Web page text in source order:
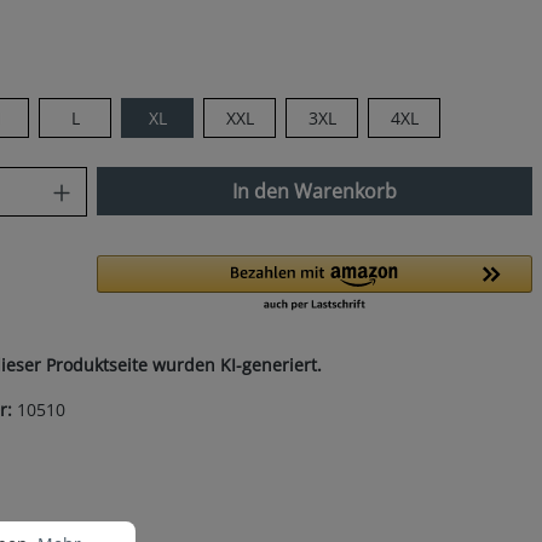
L XL XXL 3XL 4XL
Gib den gewünschten Wert
In den Warenkorb
Produktseite wurden KI-generiert.
10510
Mehr Informationen ...